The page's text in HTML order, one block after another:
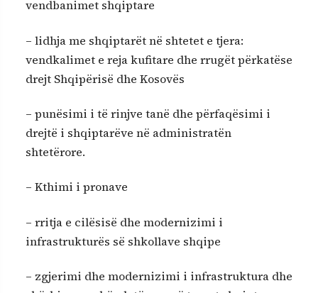
vendbanimet shqiptare
– lidhja me shqiptarët në shtetet e tjera:
vendkalimet e reja kufitare dhe rrugët përkatëse
drejt Shqipërisë dhe Kosovës
– punësimi i të rinjve tanë dhe përfaqësimi i
drejtë i shqiptarëve në administratën
shtetërore.
– Kthimi i pronave
– rritja e cilësisë dhe modernizimi i
infrastrukturës së shkollave shqipe
– zgjerimi dhe modernizimi i infrastruktura dhe